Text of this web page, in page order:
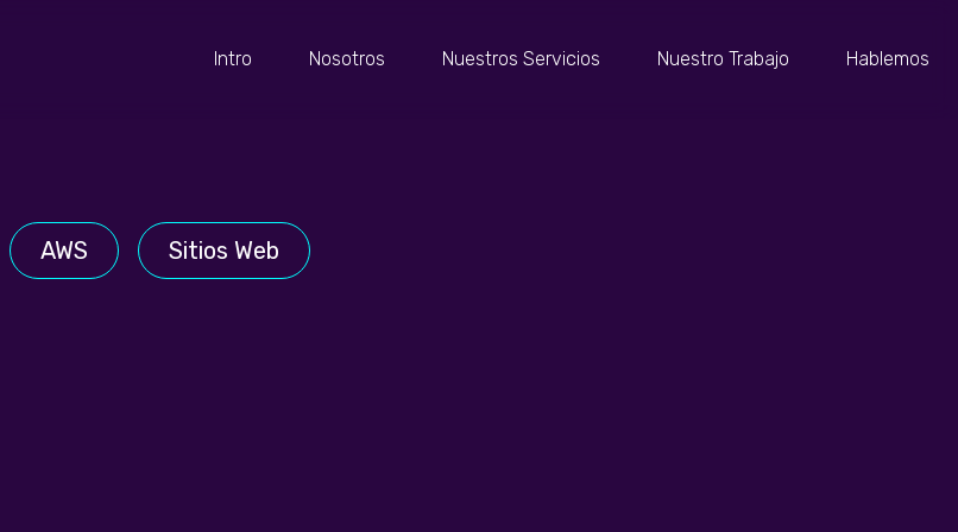
Intro Nosotros Nuestros Servicios Nuestro Trabajo Hablemos
AWS Sitios Web